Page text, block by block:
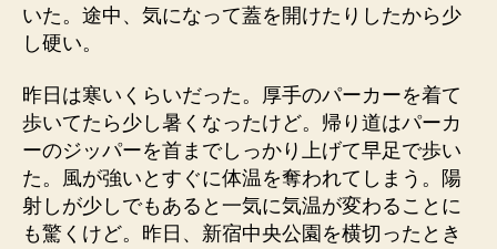
いた。途中、気になって蓋を開けたりしたから少
し硬い。
昨日は寒いくらいだった。厚手のパーカーを着て
歩いてたら少し暑くなったけど。帰り道はパーカ
ーのジッパーを首までしっかり上げて早足で歩い
た。風が強いとすぐに体温を奪われてしまう。陽
射しが少しでもあると一気に気温が変わることに
も驚くけど。昨日、新宿中央公園を横切ったとき